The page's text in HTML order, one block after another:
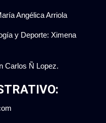
Angélica Arriola
y Deporte: Ximena
Carlos Ñ Lopez.